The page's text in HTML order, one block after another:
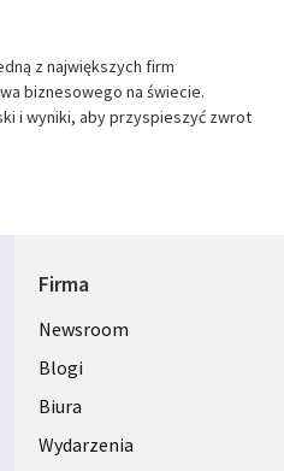
z największych firm
biznesowego na świecie.
i wyniki, aby przyspieszyć zwrot
Firma
Useful
links
SECTIONS
POLSKA
Newsroom
Blogi
Biura
Wydarzenia